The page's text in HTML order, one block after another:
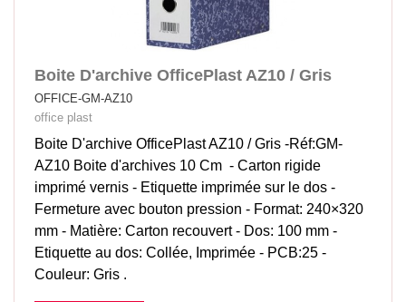
Boite D'archive OfficePlast AZ10 / Gris
OFFICE-GM-AZ10
office plast
Boite D'archive OfficePlast AZ10 / Gris -Réf:GM-
AZ10 Boite d'archives 10 Cm - Carton rigide
imprimé vernis - Etiquette imprimée sur le dos -
Fermeture avec bouton pression - Format: 240×320
mm - Matière: Carton recouvert - Dos: 100 mm -
Etiquette au dos: Collée, Imprimée - PCB:25 -
Couleur: Gris .